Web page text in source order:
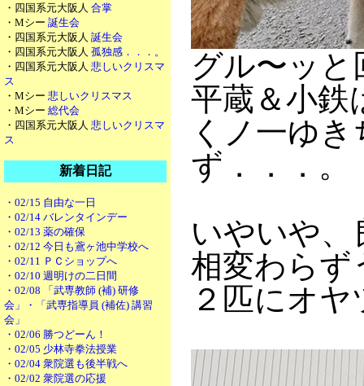
・四国系元大阪人 合掌
・Mシー 誕生会
・四国系元大阪人 誕生会
・四国系元大阪人 孤独感．．．。
・四国系元大阪人 悲しいクリスマ
ス
・Mシー 悲しいクリスマス
・Mシー 総代会
・四国系元大阪人 悲しいクリスマ
ス
新着日記
・02/15 自由な一日
・02/14 バレンタインデー
・02/13 薬の確保
・02/12 今日も鳶ヶ池中学校へ
・02/11 ＰＣショップへ
・02/10 週明けの二日間
・02/08 「武専教師 (補) 研修
会」・「武専指導員 (補佐) 講習
会」
・02/06 勝つどーん！
・02/05 少林寺拳法授業
・02/04 衆院選も後半戦へ
・02/02 衆院選の応援
グル〜ッ
平蔵＆小鉄
くノ一ゆ
ず．．．。
いやいや
相変わらず
２匹にオ